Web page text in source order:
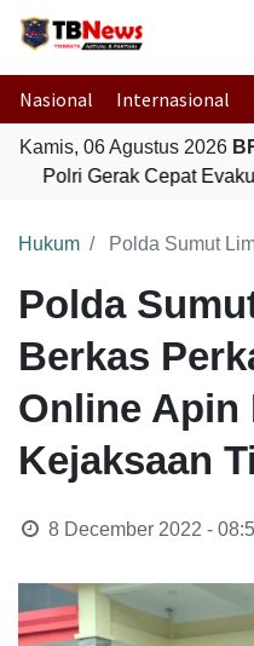
Nasional Internasional
Kamis, 06 Agustus 2026
Polri Gerak Cepat
Hukum Polda Sumut Limpahkan
Polda
Berkas
Online Apin
Kejaksaan
8 December 2022 -